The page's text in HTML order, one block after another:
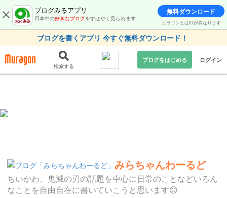
ブログみるアプリ
日本中の好きなブログをすばやく見られます
無料ダウンロード
ムラゴンとはIDが異なります
ブログを書くアプリ 今すぐ無料ダウンロード！
検索する
ブログをはじめる ログイン
みらちゃんわーるど
ちいかわ、鬼滅の刃の話題を中心に日常のことなどいろん
なことを自由自在に書いていこうと思います😊